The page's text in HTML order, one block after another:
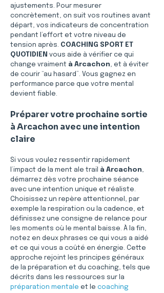
ajustements. Pour mesurer
concrètement, on suit vos routines avant
départ, vos indicateurs de concentration
pendant l’effort et votre niveau de
tension après. COACHING SPORT ET
QUOTIDIEN vous aide à vérifier ce qui
change vraiment à Arcachon, et à éviter
de courir “au hasard”. Vous gagnez en
performance parce que votre mental
devient fiable.
Préparer votre prochaine sortie
à Arcachon avec une intention
claire
Si vous voulez ressentir rapidement
l’impact de la ment ale trail à Arcachon,
démarrez dès votre prochaine séance
avec une intention unique et réaliste.
Choisissez un repère attentionnel, par
exemple la respiration ou la cadence, et
définissez une consigne de relance pour
les moments où le mental baisse. À la fin,
notez en deux phrases ce qui vous a aidé
et ce qui vous a coûté en énergie. Cette
approche rejoint les principes généraux
de la préparation et du coaching, tels que
décrits dans les ressources sur la
préparation mentale et le coaching